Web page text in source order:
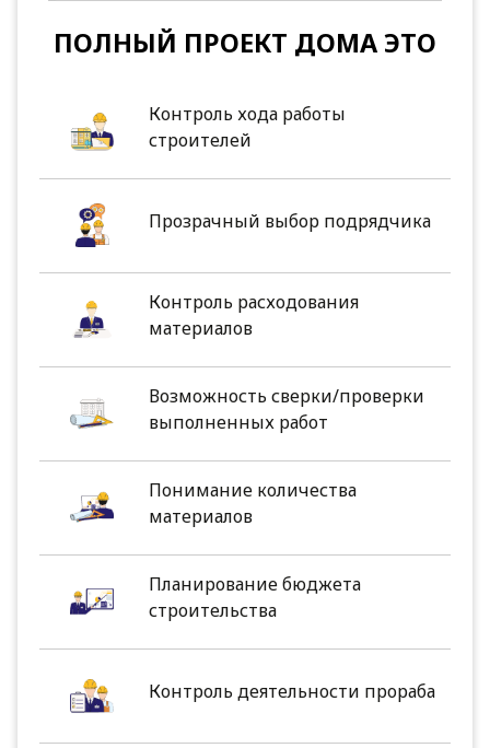
ПОЛНЫЙ ПРОЕКТ ДОМА ЭТО
Контроль хода работы
строителей
Прозрачный выбор подрядчика
Контроль расходования
материалов
Возможность сверки/проверки
выполненных работ
Понимание количества
материалов
Планирование бюджета
строительства
Контроль деятельности прораба